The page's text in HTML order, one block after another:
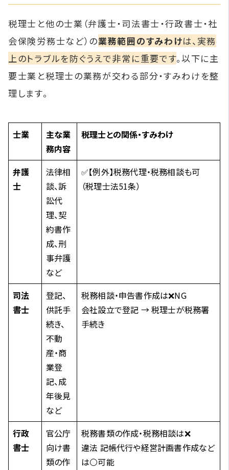
税理士と他の士業（弁護士・司法書士・行政書士・社
会保険労務士など）の業務範囲のすみわけは、実務
上のトラブルを防ぐうえで非常に重要です。以下に主
要士業と税理士の業務が交わる部分・すみわけを整
理します。
士業
主な業
務内容
税理士との関係・すみわけ
弁護
士
法律相
談、訴
訟代
理、契
約書作
成、刑
事弁護
など
✅【例外】税務代理・税務相談も可
（税理士法51条）
司法
書士
登記、
供託手
続き、
不動
産・商
業登
記、成
年後見
など
税務相談・申告書作成は❌NG
会社設立で登記 → 税理士が税務署
手続き
行政
書士
官公庁
向け書
類の作
税務書類の作成・税務相談は❌
違法 記帳代行や経営計画書作成など
は⚪可能